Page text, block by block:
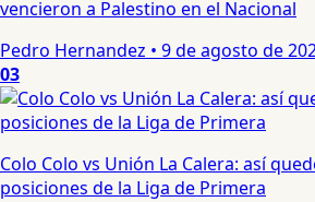
vencieron a Palestino en el Nacional
Pedro Hernandez • 9 de agosto de
03
Colo Colo vs Unión La Calera: así
posiciones de la Liga de Primera